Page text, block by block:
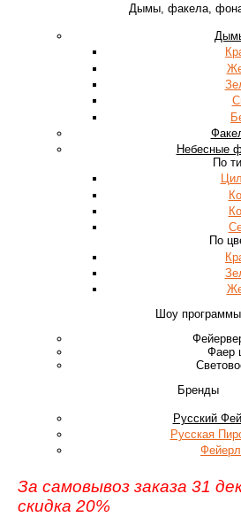
Дымы, факела,
Небесные
По
По
Шоу программы
Фаер
Бренды
Русский
Русская
За самовывоз заказа 31
скидка 20%